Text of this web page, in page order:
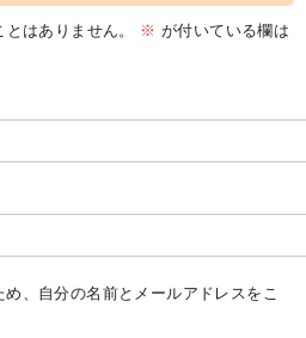
はありません。 ※ が付いている欄は
、自分の名前とメールアドレスをこ